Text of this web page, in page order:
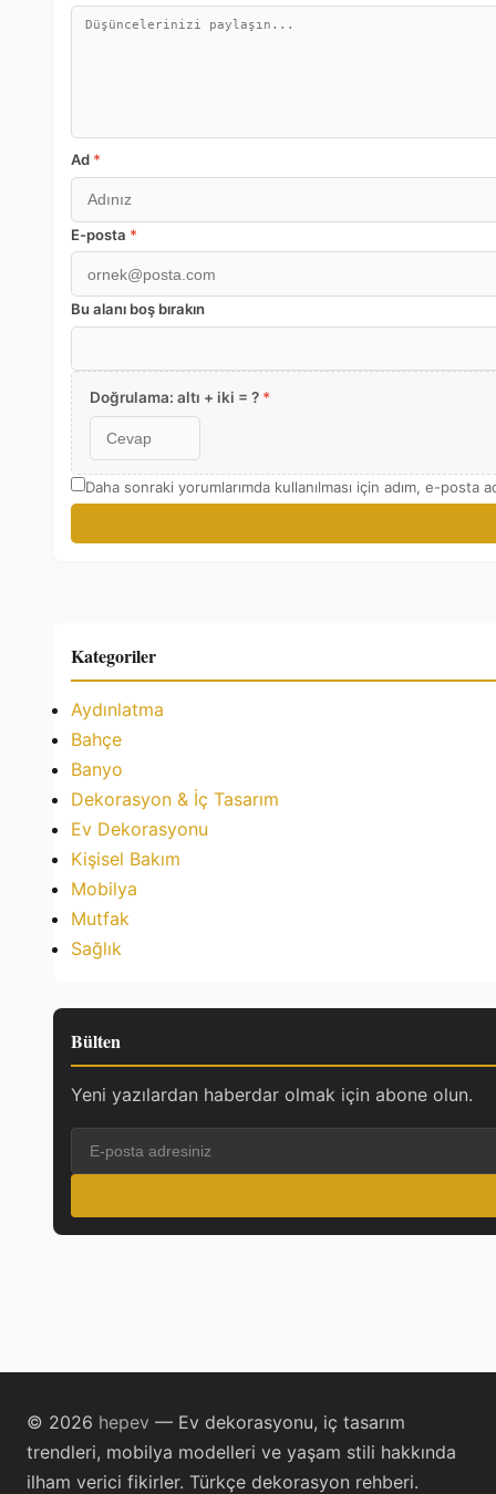
Ad *
E-posta *
Bu alanı boş bırakın
Doğrulama: altı + iki = ? *
Daha sonraki yorumlarımda kullanılması için adım, e-
Kategoriler
Aydınlatma
Bahçe
Banyo
Dekorasyon & İç Tasarım
Ev Dekorasyonu
Kişisel Bakım
Mobilya
Mutfak
Sağlık
Bülten
Yeni yazılardan haberdar olmak için abone olun.
© 2026 hepev — Ev dekorasyonu, iç tasarım
trendleri, mobilya modelleri ve yaşam stili hakkında
ilham verici fikirler. Türkçe dekorasyon rehberi.